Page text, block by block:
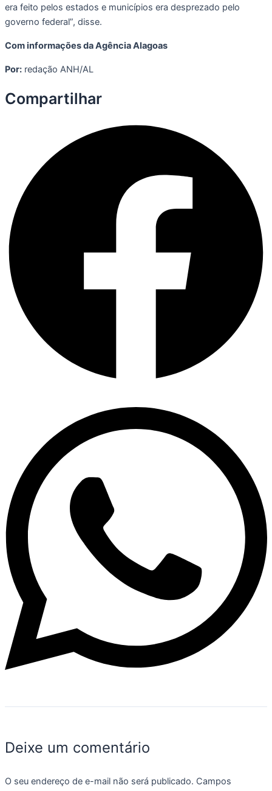
era feito pelos estados e municípios era desprezado pelo
governo federal”, disse.
Com informações da Agência Alagoas
Por: redação ANH/AL
Compartilhar
Deixe um comentário
O seu endereço de e-mail não será publicado. Campos